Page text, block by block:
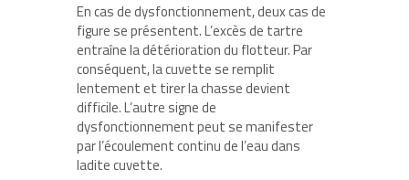
En cas de dysfonctionnement, deux cas de
figure se présentent. L’excès de tartre
entraîne la détérioration du flotteur. Par
conséquent, la cuvette se remplit
lentement et tirer la chasse devient
difficile. L’autre signe de
dysfonctionnement peut se manifester
par l’écoulement continu de l’eau dans
ladite cuvette.